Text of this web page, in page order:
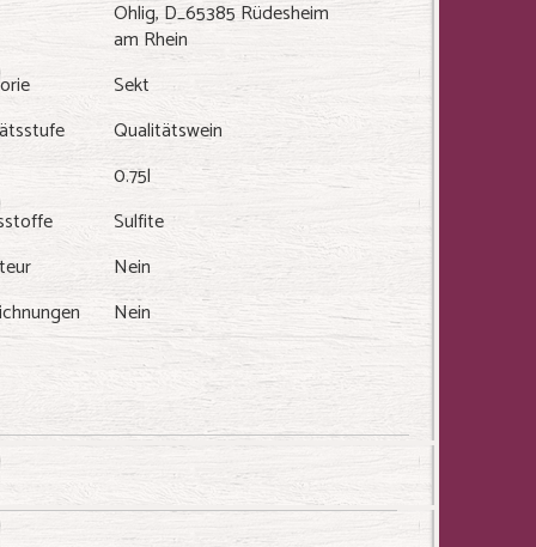
Ohlig, D_65385 Rüdesheim
am Rhein
Sekt
Qualitätswein
0.75l
Sulfite
Nein
Nein